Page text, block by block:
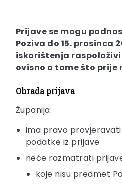
Prijave se mogu
Poziva do 15. prosinca
iskorištenja
ovisno o tome što prije
Obrada prijava
Županija:
ima pravo
podatke iz prijave
neće razmatrati
koje nisu predmet